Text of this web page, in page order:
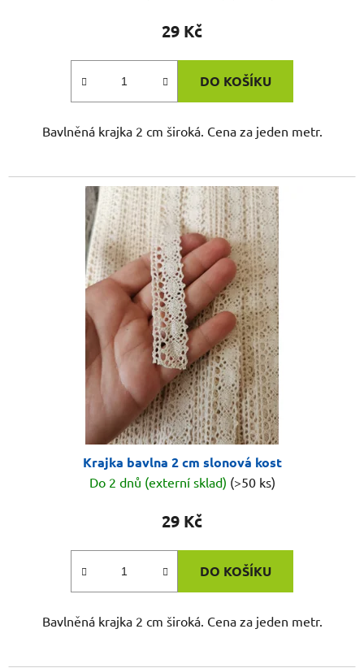
29 Kč
DO KOŠÍKU
Bavlněná krajka 2 cm široká. Cena za jeden metr.
Krajka bavlna 2 cm slonová kost
Do 2 dnů (externí sklad) (>50 ks)
29 Kč
DO KOŠÍKU
Bavlněná krajka 2 cm široká. Cena za jeden metr.